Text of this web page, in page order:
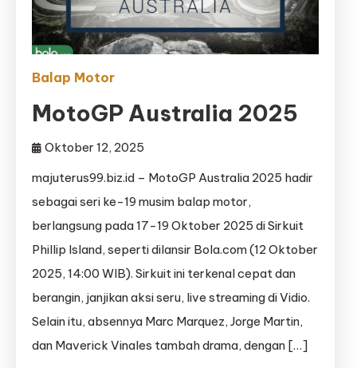
Balap Motor
MotoGP Australia 2025
Oktober 12, 2025
majuterus99.biz.id – MotoGP Australia 2025 hadir
sebagai seri ke-19 musim balap motor,
berlangsung pada 17-19 Oktober 2025 di Sirkuit
Phillip Island, seperti dilansir Bola.com (12 Oktober
2025, 14:00 WIB). Sirkuit ini terkenal cepat dan
berangin, janjikan aksi seru, live streaming di Vidio.
Selain itu, absennya Marc Marquez, Jorge Martin,
dan Maverick Vinales tambah drama, dengan […]